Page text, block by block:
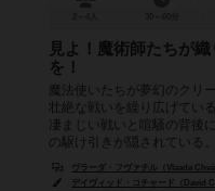
見よ！魔術師たちが
を！
魔法使いたちが夢幻のクリ
壮絶な戦いを繰り広げてい
凄まじい戦いと喧騒の背後
の駆け引きが隠されている。
ヴラーダ・フヴァチル（Vlaada
デイヴィッド・コチャード（David